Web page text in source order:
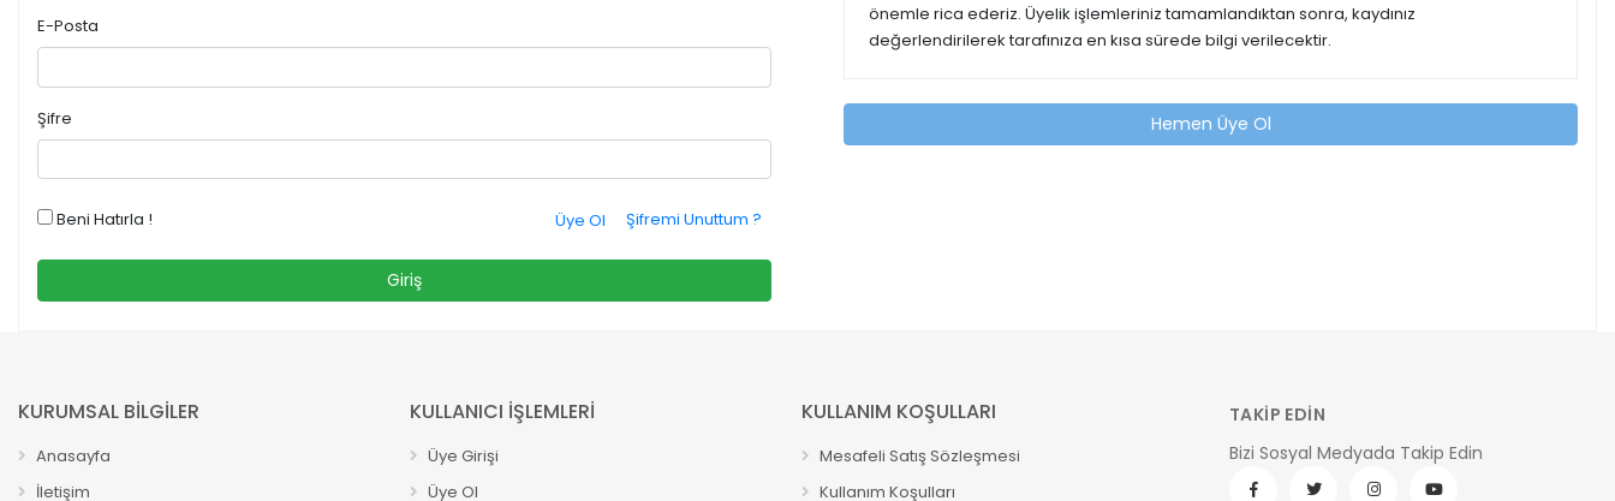
E-Posta
Şifre
Beni Hatırla ! Şifremi Unuttum ?
Üye Ol
Giriş
önemle rica ederiz. Üyelik işlemleriniz tamamlandıktan sonra, kaydınız
değerlendirilerek tarafınıza en kısa sürede bilgi verilecektir.
Hemen Üye Ol
KURUMSAL BİLGİLER
Anasayfa
İletişim
KULLANICI İŞLEMLERİ
Üye Girişi
Üye Ol
KULLANIM KOŞULLARI
Mesafeli Satış Sözleşmesi
Kullanım Koşulları
TAKİP EDİN
Bizi Sosyal Medyada Takip Edin